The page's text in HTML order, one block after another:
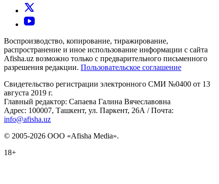
Воспроизводство, копирование, тиражирование,
распространение и иное использование информации с сайта
Afisha.uz возможно только с предварительного письменного
разрешения редакции. Пользовательское соглашение
Свидетельство регистрации электронного СМИ №0400 от 13
августа 2019 г.
Главный редактор: Сапаева Галина Вячеславовна
Адрес: 100007, Ташкент, ул. Паркент, 26А / Почта:
info@afisha.uz
© 2005-2026 ООО «Afisha Media».
18+